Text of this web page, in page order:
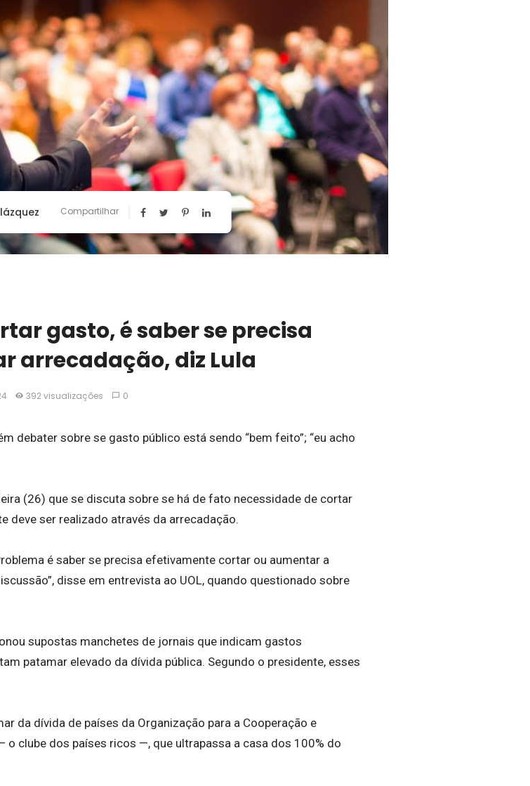
Compartilhar
gasto, é saber se precisa
arrecadação, diz Lula
392 visualizações 0
debater sobre se gasto público está sendo “bem feito”; “eu acho
(26) que se discuta sobre se há de fato necessidade de cortar
deve ser realizado através da arrecadação.
é saber se precisa efetivamente cortar ou aumentar a
disse em entrevista ao UOL, quando questionado sobre
supostas manchetes de jornais que indicam gastos
patamar elevado da dívida pública. Segundo o presidente, esses
da dívida de países da Organização para a Cooperação e
o clube dos países ricos —, que ultrapassa a casa dos 100% do